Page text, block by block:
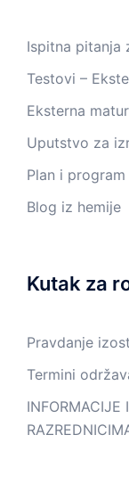
Ispitna pitanja
Testovi –
Eksterna
Uputstvo za
Plan i
Blog iz hemije
Kutak za
Pravdanje
Termini
INFORMACIJE